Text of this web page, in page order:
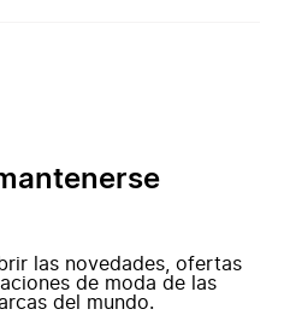
las novedades, ofertas
de moda de las
del mundo.